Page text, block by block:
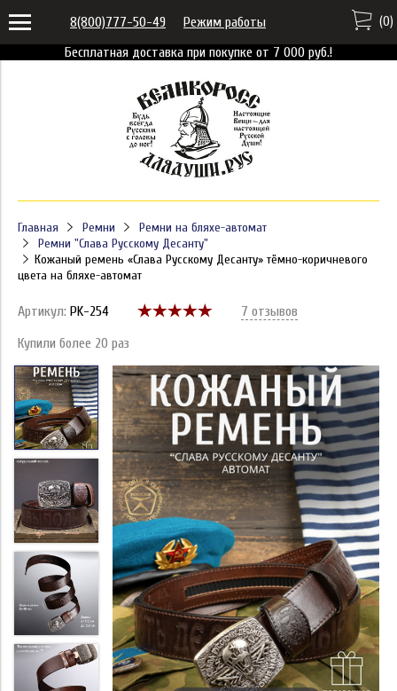
Бесплатная доставка при покупке от 7 000 руб.!
8(800)777-50-49 Режим работы (0)
Главная Ремни
Ремни на бляхе-автомат
Ремни "Слава Русскому Десанту"
Кожаный ремень «Слава Русскому Десанту» тёмно-коричневого
цвета на бляхе-автомат
Артикул: PK-254 7 отзывов
Купили более 20 раз